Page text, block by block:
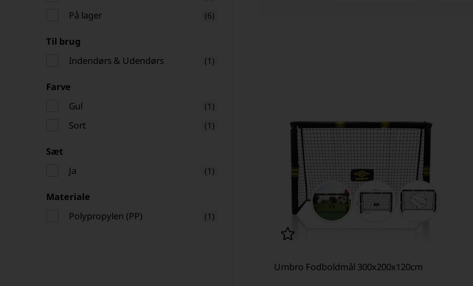
På lager (6)
Til brug
Indendørs & Udendørs
(1)
Farve
Gul
(1)
Sort (1)
Sæt
Ja
(1)
Materiale
Polypropylen (PP)
(1)
Umbro Fodboldmål 300x200x120cm